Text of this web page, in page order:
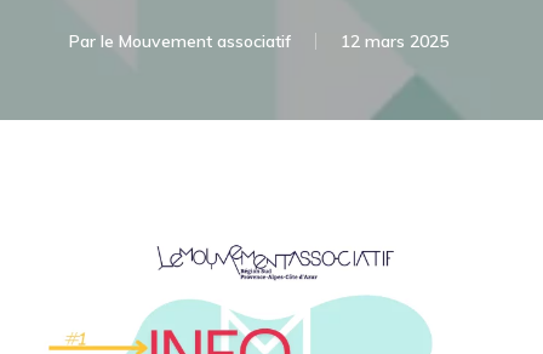
Par le Mouvement associatif 12 mars 2025